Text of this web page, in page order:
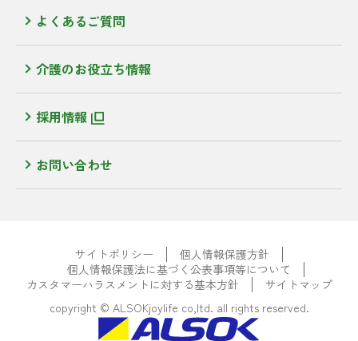
よくあるご質問
介護のお役立ち情報
採用情報
お問い合わせ
サイトポリシー
個人情報保護方針
個人情報保護法に基づく公表事項等について
カスタマーハラスメントに対する基本方針
サイトマップ
copyright © ALSOKjoylife co,ltd. all rights reserved.